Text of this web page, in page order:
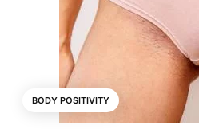
BODY POSITIVITY